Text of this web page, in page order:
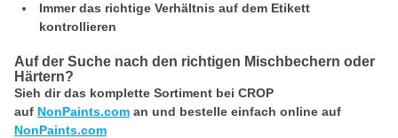
Immer das richtige Verhältnis auf dem Etikett
kontrollieren
Auf der Suche nach den richtigen Mischbechern oder
Härtern?
Sieh dir das komplette Sortiment bei CROP
auf NonPaints.com an und bestelle einfach online auf
NonPaints.com